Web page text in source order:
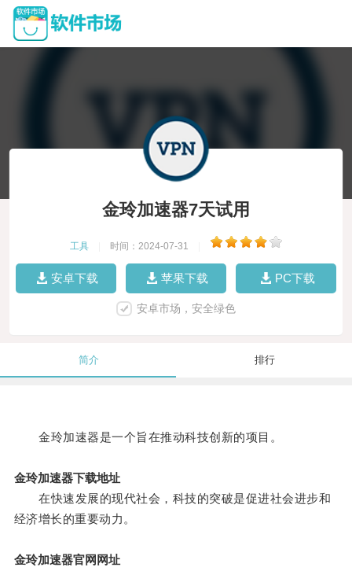
金玲加速器7天试用
工具 时间：2024-07-31
安卓下载 苹果下载 PC下载
安卓市场，安全绿色
简介 排行
金玲加速器是一个旨在推动科技创新的项目。
金玲加速器下载地址
在快速发展的现代社会，科技的突破是促进社会进步和
经济增长的重要动力。
金玲加速器官网网址